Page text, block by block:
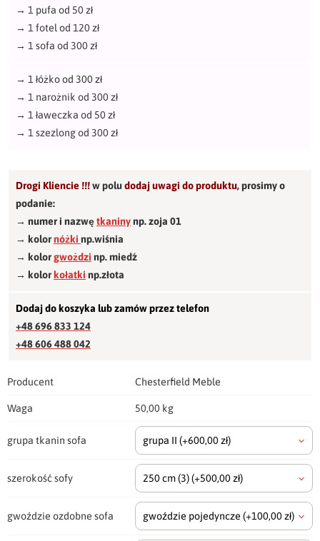
→ 1 pufa od 50 zł
→ 1 fotel od 120 zł
→ 1 sofa od 300 zł
→ 1 łóżko od 300 zł
→ 1 narożnik od 300 zł
→ 1 ławeczka od 50 zł
→ 1 szezlong od 300 zł
Drogi Kliencie !!!w poludodaj uwagi do produktu,prosimy o
podanie:
→ numer i nazwętkaninynp. zoja 01
→ kolornóżki np.wiśnia
→ kolorgwożdzi np. miedź
→ kolorkołatki np.złota
Dodaj do koszyka lub zamów przez telefon
+48 696 833 124
+48 606 488 042
Producent Chesterfield Meble
Waga 50,00 kg
grupa tkanin sofa grupa II (+600,00 zł)
szerokość sofy 250 cm(3)(+500,00 zł)
gwoździe ozdobne sofa gwoździe pojedyncze (+100,00 zł)